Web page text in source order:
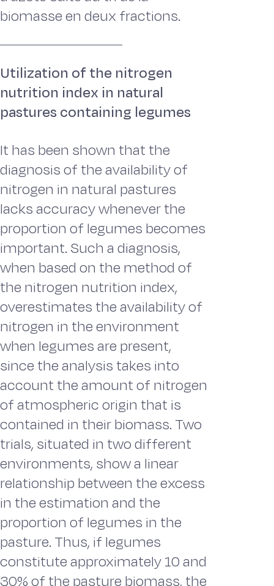
biomasse en deux fractions.
Utilization of the nitrogen
nutrition index in natural
pastures containing legumes
It has been shown that the
diagnosis of the availability of
nitrogen in natural pastures
lacks accuracy whenever the
proportion of legumes becomes
important. Such a diagnosis,
when based on the method of
the nitrogen nutrition index,
overestimates the availability of
nitrogen in the environment
when legumes are present,
since the analysis takes into
account the amount of nitrogen
of atmospheric origin that is
contained in their biomass. Two
trials, situated in two different
environments, show a linear
relationship between the excess
in the estimation and the
proportion of legumes in the
pasture. Thus, if legumes
constitute approximately 10 and
30% of the pasture biomass, the